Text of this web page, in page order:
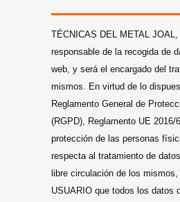
TÉCNICAS DEL METAL
responsable de la recogida de
web, y será el encargado del
mismos. En virtud de lo
Reglamento General de
(RGPD), Reglamento UE 2016/
protección de las personas
respecta al tratamiento de
libre circulación de los
USUARIO que todos los datos